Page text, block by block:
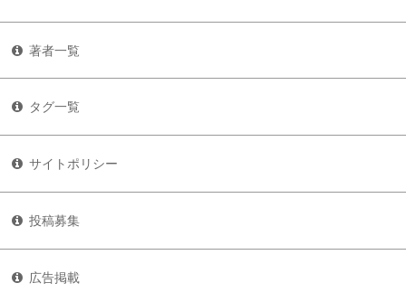
著者一覧
タグ一覧
サイトポリシー
投稿募集
広告掲載